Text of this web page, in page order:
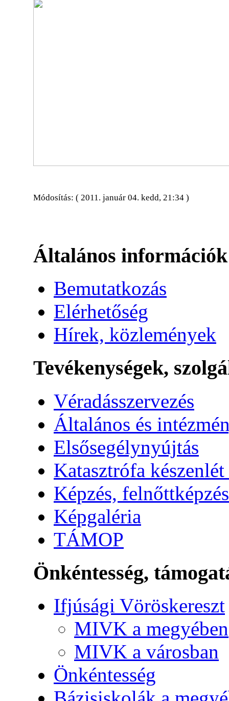
Módosítás: ( 2011. január 04. kedd, 21:34 )
Általános információk
Bemutatkozás
Elérhetőség
Hírek, közlemények
Tevékenységek,
Véradásszervezés
Általános és
Elsősegélynyújtás
Katasztrófa
Képzés, felnőttképzés
Képgaléria
TÁMOP
Önkéntesség,
Ifjúsági Vöröskereszt
MIVK a megyében
MIVK a városban
Önkéntesség